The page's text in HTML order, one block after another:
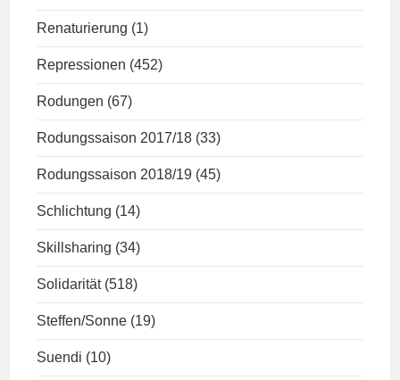
Renaturierung (1)
Repressionen (452)
Rodungen (67)
Rodungssaison 2017/18 (33)
Rodungssaison 2018/19 (45)
Schlichtung (14)
Skillsharing (34)
Solidarität (518)
Steffen/Sonne (19)
Suendi (10)